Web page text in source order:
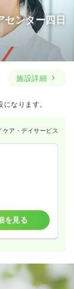
ンター四日
施設詳細
なります。
ケア・デイサービス
を見る